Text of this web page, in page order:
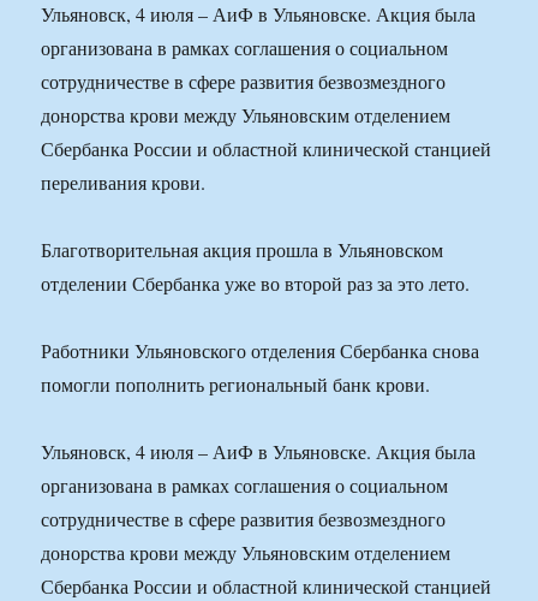
Ульяновск, 4 июля – АиФ в Ульяновске. Акция была
организована в рамках соглашения о социальном
сотрудничестве в сфере развития безвозмездного
донорства крови между Ульяновским отделением
Сбербанка России и областной клинической станцией
переливания крови.
Благотворительная акция прошла в Ульяновском
отделении Сбербанка уже во второй раз за это лето.
Работники Ульяновского отделения Сбербанка снова
помогли пополнить региональный банк крови.
Ульяновск, 4 июля – АиФ в Ульяновске. Акция была
организована в рамках соглашения о социальном
сотрудничестве в сфере развития безвозмездного
донорства крови между Ульяновским отделением
Сбербанка России и областной клинической станцией